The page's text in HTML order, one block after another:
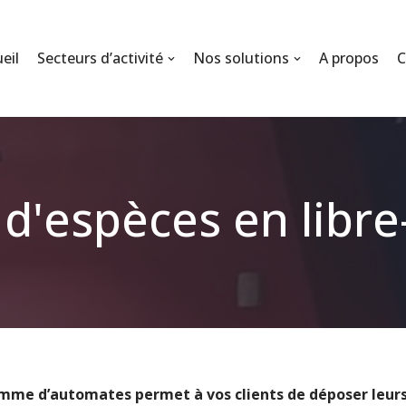
Secteurs d’activité Nos solutions A propos
en
d’automates permet à vos clients de déposer